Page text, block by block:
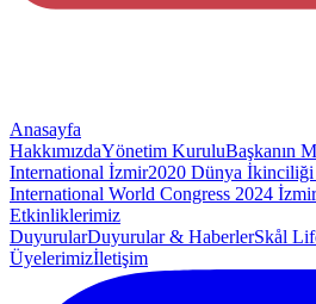
Anasayfa
HakkımızdaYönetim KuruluBaşkanın
International İzmir2020 Dünya
International World Congress 2024 İzmir
Etkinliklerimiz
DuyurularDuyurular & HaberlerSkål
Üyelerimizİletişim